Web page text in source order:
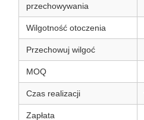
przechowywania
Wilgotność otoczenia
Przechowuj wilgoć
MOQ
Czas realizacji
Zapłata